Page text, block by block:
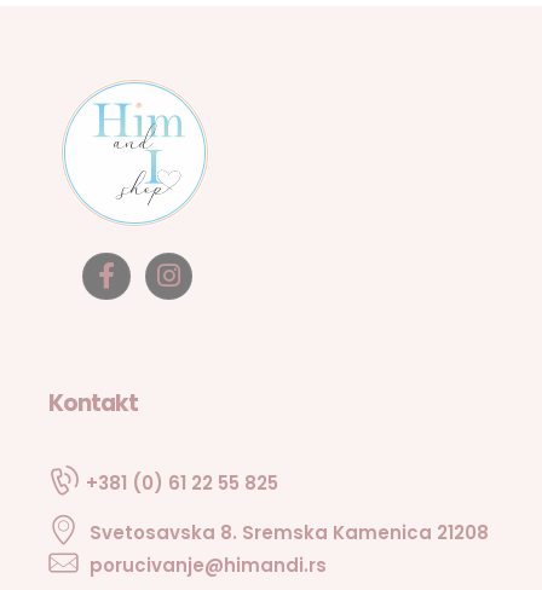
Kontakt
+381 (0) 61 22 55 825
Svetosavska 8. Sremska Kamenica 21208
porucivanje@himandi.rs